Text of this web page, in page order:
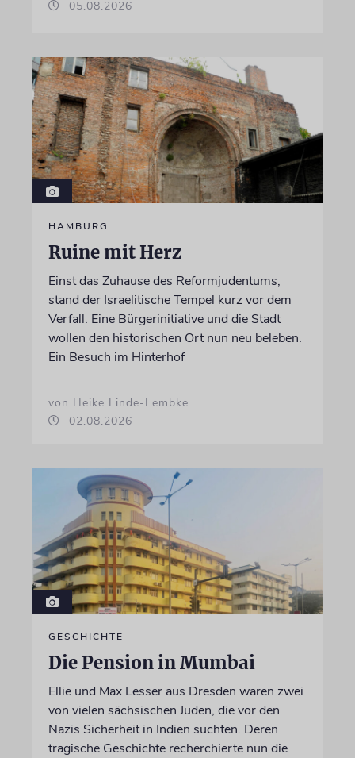
05.08.2026
HAMBURG
Ruine mit Herz
Einst das Zuhause des Reformjudentums,
stand der Israelitische Tempel kurz vor dem
Verfall. Eine Bürgerinitiative und die Stadt
wollen den historischen Ort nun neu beleben.
Ein Besuch im Hinterhof
von Heike Linde-Lembke
02.08.2026
GESCHICHTE
Die Pension in Mumbai
Ellie und Max Lesser aus Dresden waren zwei
von vielen sächsischen Juden, die vor den
Nazis Sicherheit in Indien suchten. Deren
tragische Geschichte recherchierte nun die